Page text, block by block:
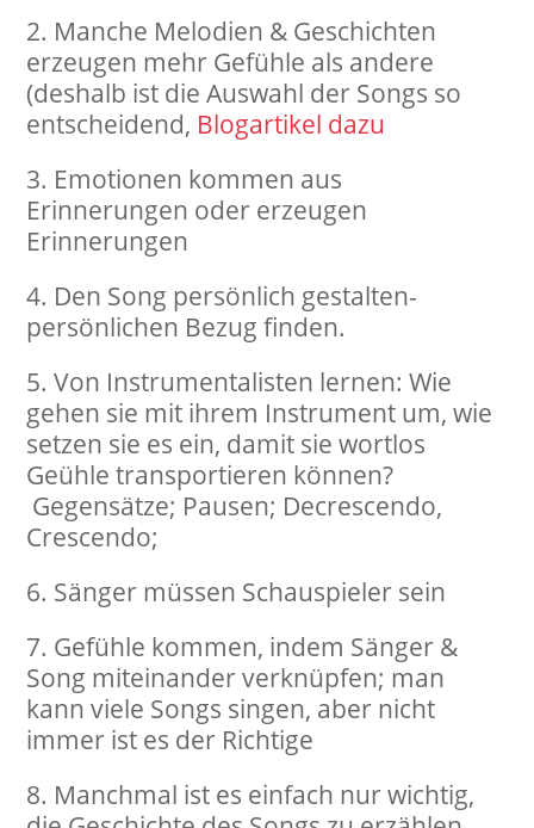
Manche Melodien & Geschichten
erzeugen mehr Gefühle als andere
(deshalb ist die Auswahl der Songs so
entscheidend, Blogartikel dazu
Emotionen kommen aus
Erinnerungen oder erzeugen
Erinnerungen
Den Song persönlich gestalten-
persönlichen Bezug finden.
Von Instrumentalisten lernen: Wie
gehen sie mit ihrem Instrument um, wie
setzen sie es ein, damit sie wortlos
Geühle transportieren können?
Gegensätze; Pausen; Decrescendo,
Crescendo;
Sänger müssen Schauspieler sein
Gefühle kommen, indem Sänger &
Song miteinander verknüpfen; man
kann viele Songs singen, aber nicht
immer ist es der Richtige
Manchmal ist es einfach nur wichtig,